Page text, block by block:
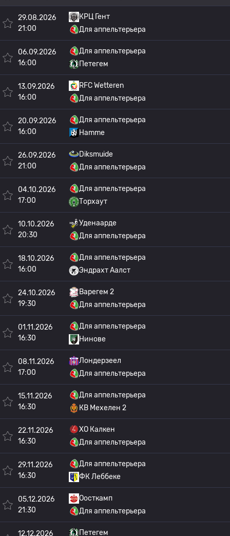
29.08.2026
21:00
КРЦ Гент
Для аппельтерьера
06.09.2026
16:00
Для аппельтерьера
Петегем
13.09.2026
16:00
RFC Wetteren
Для аппельтерьера
20.09.2026
16:00
Для аппельтерьера
Hamme
26.09.2026
21:00
Diksmuide
Для аппельтерьера
04.10.2026
17:00
Для аппельтерьера
Торхаут
10.10.2026
20:30
Уденаарде
Для аппельтерьера
18.10.2026
16:00
Для аппельтерьера
Эндрахт Аалст
24.10.2026
19:30
Варегем 2
Для аппельтерьера
01.11.2026
16:30
Для аппельтерьера
Нинове
08.11.2026
17:00
Лондерзеел
Для аппельтерьера
15.11.2026
16:30
Для аппельтерьера
КВ Мехелен 2
22.11.2026
16:30
ХО Калкен
Для аппельтерьера
29.11.2026
16:30
Для аппельтерьера
ФК Леббеке
05.12.2026
21:30
Оосткамп
Для аппельтерьера
12.12.2026 Петегем